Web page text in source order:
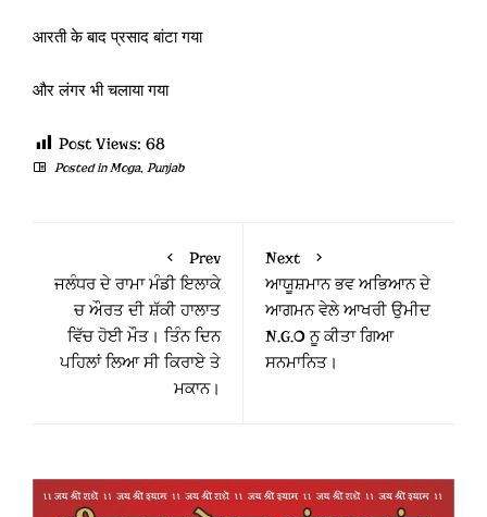
आरती के बाद प्रसाद बांटा गया
और लंगर भी चलाया गया
Post Views: 68
Posted inMoga, Punjab
Prev
ਜਲੰਧਰ ਦੇ ਰਾਮਾ ਮੰਡੀ ਇਲਾਕੇ
ਚ ਔਰਤ ਦੀ ਸ਼ੱਕੀ ਹਾਲਾਤ
ਵਿੱਚ ਹੋਈ ਮੌਤ। ਤਿੰਨ ਦਿਨ
ਪਹਿਲਾਂ ਲਿਆ ਸੀ ਕਿਰਾਏ ਤੇ
ਮਕਾਨ।
Next
ਆਯੂਸ਼ਮਾਨ ਭਵ ਅਭਿਆਨ ਦੇ
ਆਗਮਨ ਵੇਲੇ ਆਖਰੀ ਉਮੀਦ
N.G.O ਨੂ ਕੀਤਾ ਗਿਆ
ਸਨਮਾਨਿਤ।